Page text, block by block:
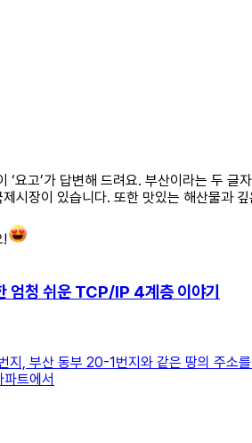
‘요고’가 답변해 드려요. 부산이라는 두
시장이 있습니다. 또한 맛있는 해산물과
!
엄청 쉬운 TCP/IP 4계층 이야기
지, 부산 동부 20-1번지와 같은 땅의 주소
트에서